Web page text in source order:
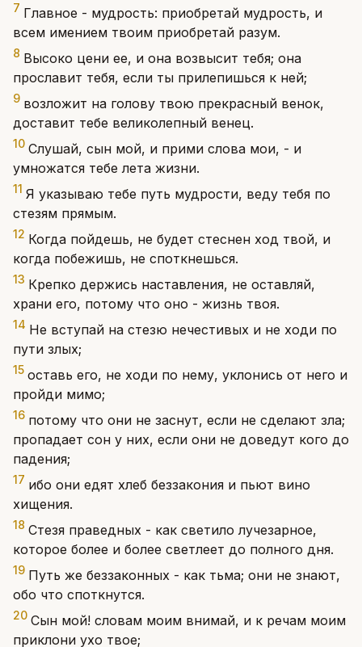
7 Главное - мудрость: приобретай мудрость, и
всем имением твоим приобретай разум.
8 Высоко цени ее, и она возвысит тебя; она
прославит тебя, если ты прилепишься к ней;
9 возложит на голову твою прекрасный венок,
доставит тебе великолепный венец.
10 Слушай, сын мой, и прими слова мои, - и
умножатся тебе лета жизни.
11 Я указываю тебе путь мудрости, веду тебя по
стезям прямым.
12 Когда пойдешь, не будет стеснен ход твой, и
когда побежишь, не споткнешься.
13 Крепко держись наставления, не оставляй,
храни его, потому что оно - жизнь твоя.
14 Не вступай на стезю нечестивых и не ходи по
пути злых;
15 оставь его, не ходи по нему, уклонись от него и
пройди мимо;
16 потому что они не заснут, если не сделают зла;
пропадает сон у них, если они не доведут кого до
падения;
17 ибо они едят хлеб беззакония и пьют вино
хищения.
18 Стезя праведных - как светило лучезарное,
которое более и более светлеет до полного дня.
19 Путь же беззаконных - как тьма; они не знают,
обо что споткнутся.
20 Сын мой! словам моим внимай, и к речам моим
приклони ухо твое;